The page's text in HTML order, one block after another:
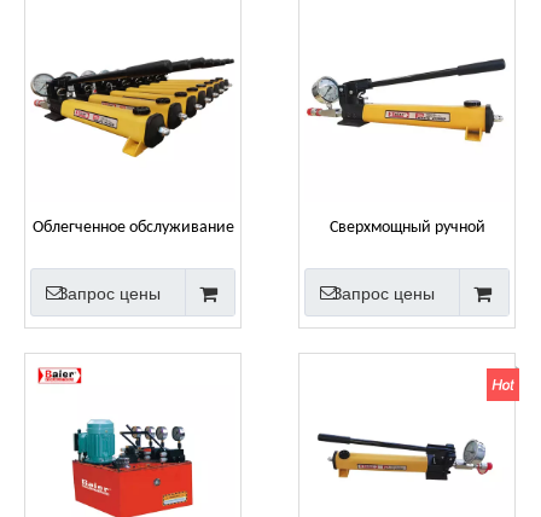
Облегченное обслуживание
Запрос цены
Сверхмощный ручной
сверхвысокого давления
Запрос цены